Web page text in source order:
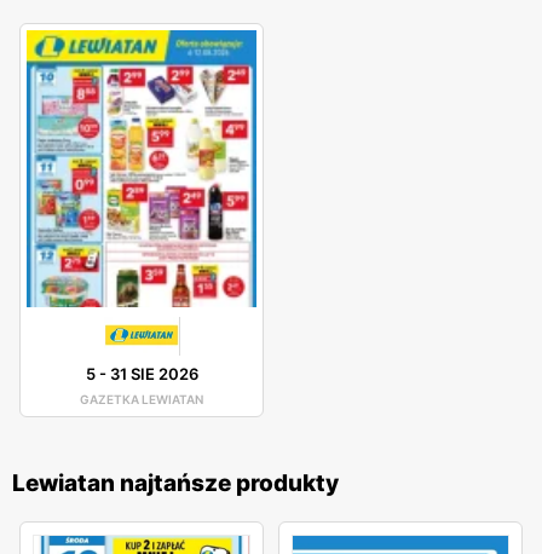
5- 31 SIE 2026
GAZETKA LEWIATAN
Lewiatan najtańsze produkty